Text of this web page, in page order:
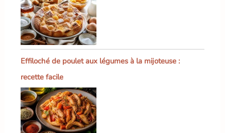
Effiloché de poulet aux légumes à la mijoteuse :
recette facile